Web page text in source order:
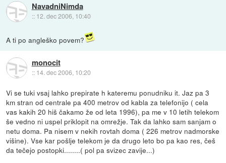
NavadniNimda
:: 12. dec 2006, 10:40
A ti po angleško povem?
monocit
:: 14. dec 2006, 10:20
Vi se tuki vsaj lahko prepirate h kateremu ponudniku it. Jaz pa 3
km stran od centrale pa 400 metrov od kabla za telefonijo ( cela
vas kakih 20 hiš čakamo že od leta 1996), pa me v 10 letih telekom
še vedno ni uspel priklopit na omrežje. Tak da lahko sam sanjam o
netu doma. Pa nisem v nekih rovtah doma ( 226 metrov nadmorske
višine). Vse kar pošlje telekom je da drugo leto bo pa kao res, češ
da tečejo postopki........( pol pa svizec zavije...)